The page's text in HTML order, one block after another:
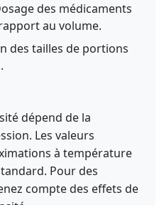
des médicaments
au volume.
des tailles de portions
dépend de la
Les valeurs
à température
Pour des
compte des effets de